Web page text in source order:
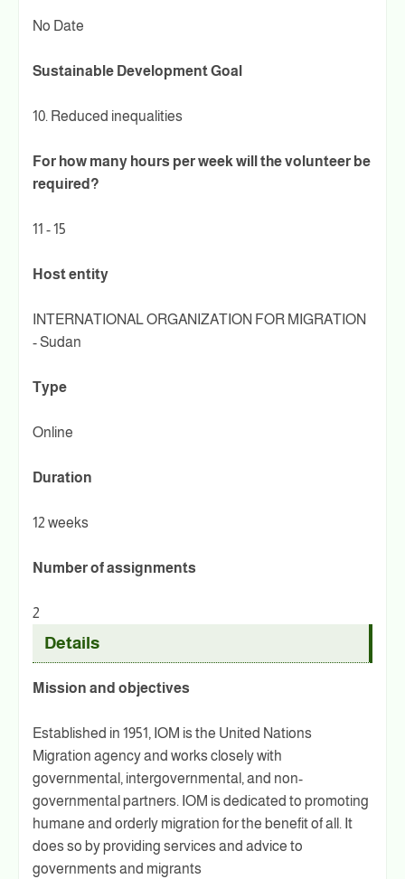
No Date
Sustainable Development Goal
10. Reduced inequalities
For how many hours per week will the volunteer be
required?
11 - 15
Host entity
INTERNATIONAL ORGANIZATION FOR MIGRATION
- Sudan
Type
Online
Duration
12 weeks
Number of assignments
2
Details
Mission and objectives
Established in 1951, IOM is the United Nations
Migration agency and works closely with
governmental, intergovernmental, and non-
governmental partners. IOM is dedicated to promoting
humane and orderly migration for the benefit of all. It
does so by providing services and advice to
governments and migrants